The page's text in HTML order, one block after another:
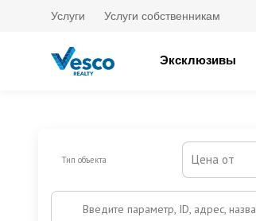
Услуги Услуги собственникам
Эксклюзивы
Тип объекта Цена от
Введите параметр, ID, адрес,